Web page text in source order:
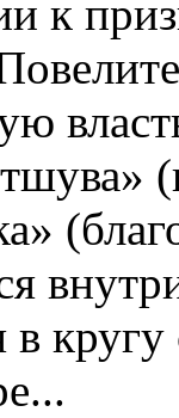
к
в